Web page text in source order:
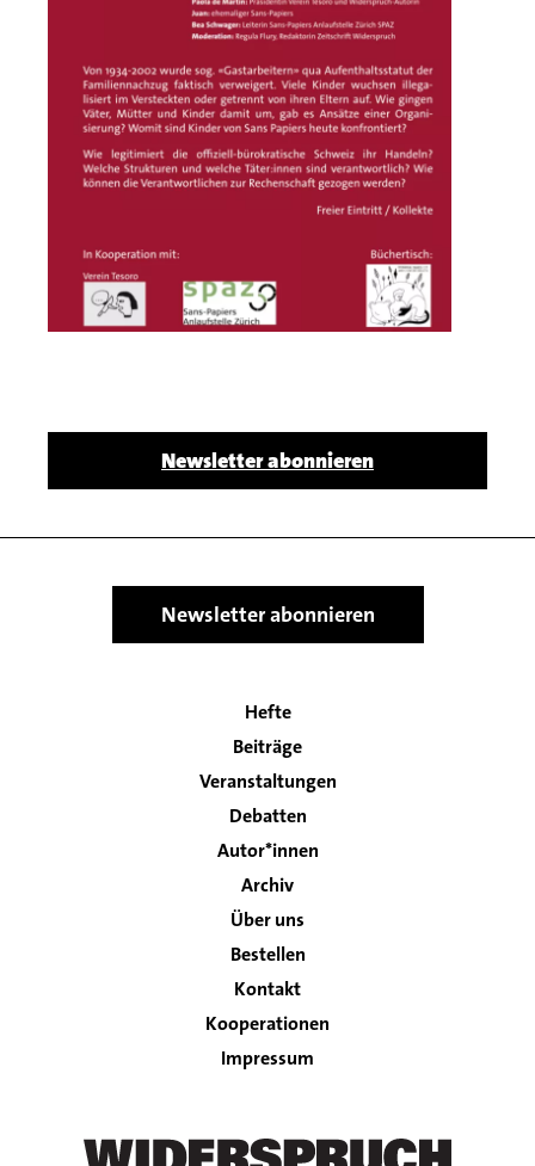
Newsletter abonnieren
Main
navigation
Hefte
Beiträge
Veranstaltungen
Debatten
Autor*innen
Archiv
Über uns
Bestellen
Footer
Kontakt
Kooperationen
Impressum
Newsletter abonnieren